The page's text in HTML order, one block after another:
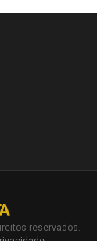
reservados.